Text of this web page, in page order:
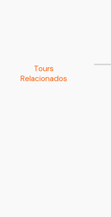
Tours
Relacionados